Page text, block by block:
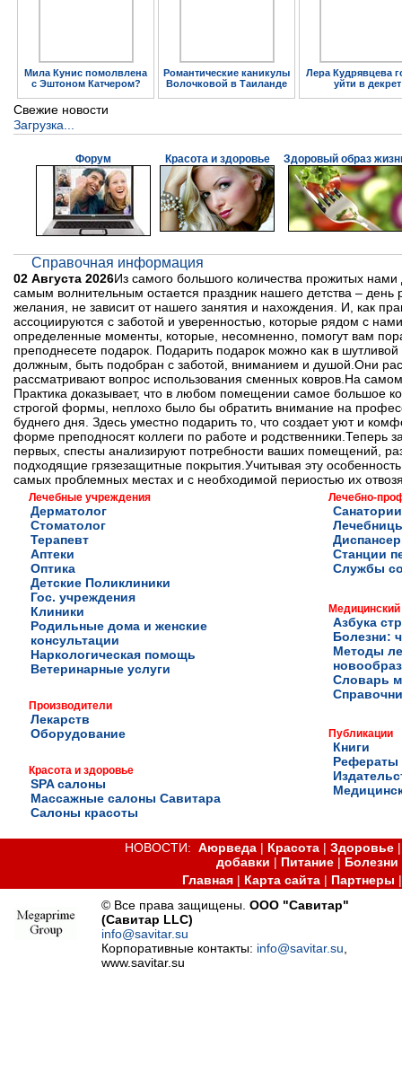
Мила Кунис помолвлена
с Эштоном Катчером?
Романтические каникулы
Волочковой в Таиланде
Лера Кудрявцева
уйти в декрет
Свежие новости
Загрузка...
Форум Красота и здоровье Здоровый образ
Справочная информация
02 Августа 2026Из самого большого количества прожитых
самым волнительным остается праздник нашего детства – день
желания, не зависит от нашего занятия и нахождения. И, как
ассоциируются с заботой и уверенностью, которые рядом с
определенные моменты, которые, несомненно, помогут вам
преподнесете подарок. Подарить подарок можно как в
должным, быть подобран с заботой, вниманием и душой.Они
рассматривают вопрос использования сменных ковров.На
Практика доказывает, что в любом помещении самое большое
строгой формы, неплохо было бы обратить внимание на
буднего дня. Здесь уместно подарить то, что создает уют и
форме преподносят коллеги по работе и родственники.Теперь
первых, спесты анализируют потребности ваших помещений,
подходящие грязезащитные покрытия.Учитывая эту
самых проблемных местах и с необходимой периостью их
Лечебные учреждения
Дерматолог
Стоматолог
Терапевт
Аптеки
Оптика
Детские Поликлиники
Гос. учреждения
Клиники
Родильные дома и женские
консультации
Наркологическая помощь
Ветеринарные услуги
Производители
Лекарств
Оборудование
Красота и здоровье
SPA салоны
Массажные салоны Савитара
Салоны красоты
Лечебно-
Станции
Службы
Медицинский
Азбука
Болезни:
Методы
Словарь
Публикации
Книги
Рефераты
НОВОСТИ:Аюрведа | Красота |Здоровье
добавки | Питание| Болезни
Главная| Карта сайта| Партнеры
© Все права защищены.ООО "Савитар"
(Савитар LLC)
info@savitar.su
Корпоративные контакты: info@savitar.su
www.savitar.su